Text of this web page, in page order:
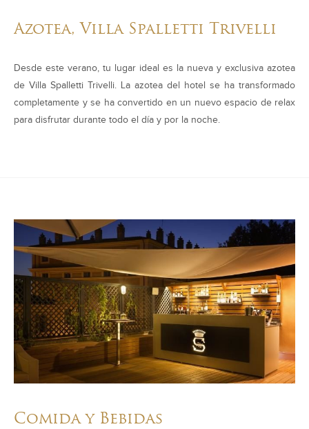
Azotea, Villa Spalletti Trivelli
Desde este verano, tu lugar ideal es la nueva y exclusiva azotea
de Villa Spalletti Trivelli. La azotea del hotel se ha transformado
completamente y se ha convertido en un nuevo espacio de relax
para disfrutar durante todo el día y por la noche.
Comida y Bebidas